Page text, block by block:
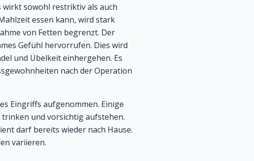
sowohl restriktiv als auch
essen kann, wird stark
von Fetten begrenzt. Der
Gefühl hervorrufen. Dies wird
und Übelkeit einhergehen. Es
nach der Operation
Eingriffs aufgenommen. Einige
und vorsichtig aufstehen.
darf bereits wieder nach Hause.
variieren.